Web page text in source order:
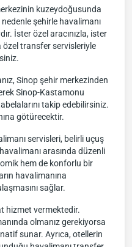
kuzeydoğusunda
şehirle havalimanı
İster özel aracınızla, ister
özel transfer servisleriyle
Sinop şehir merkezinden
Sinop-Kastamonu
takip edebilirsiniz.
götürecektir.
servisleri, belirli uçuş
arasında düzenli
hem de konforlu bir
havalimanına
sağlar.
hizmet vermektedir.
olmanız gerekiyorsa
sunar. Ayrıca, otellerin